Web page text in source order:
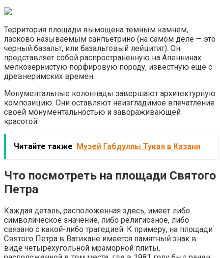
Территория площади вымощена темным камнем,
ласково называемым санпьетрино (на самом деле — это
черный базальт, или базальтовый лейцитит). Он
представляет собой распространенную на Апеннинах
мелкозернистую порфировую породу, известную еще с
древнеримских времен.
Монументальные колоннады завершают архитектурную
композицию. Они оставляют неизгладимое впечатление
своей монументальностью и завораживающей
красотой.
Читайте также Музей Габдуллы Тукая в Казани
Что посмотреть на площади Святого
Петра
Каждая деталь, расположенная здесь, имеет либо
символическое значение, либо религиозное, либо
связано с какой-либо трагедией. К примеру, на площади
Святого Петра в Ватикане имеется памятный знак в
виде четырехугольной мраморной плиты,